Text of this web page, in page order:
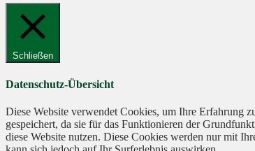
Schließen
Datenschutz-Übersicht
Diese Website verwendet Cookies, um Ihre Erfahrung
gespeichert, da sie für das Funktionieren der
diese Website nutzen. Diese Cookies werden nur mit